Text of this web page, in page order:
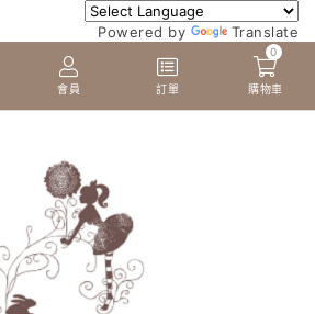
Powered by Translate
會員 訂單
0
購物車